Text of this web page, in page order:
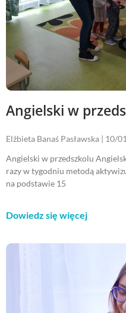
Angielski w
Elżbieta Banaś Pasławska
10/
Angielski w przedszkolu
razy w tygodniu metodą
na podstawie 15
Dowiedz się więcej